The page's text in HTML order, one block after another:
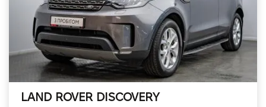
LAND ROVER DISCOVERY